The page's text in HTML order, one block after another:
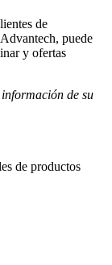
de
puede
y ofertas
de su
de productos